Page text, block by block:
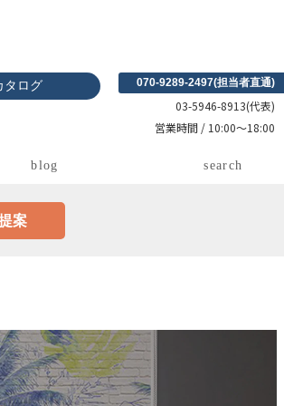
タログ 070-9289-2497(担当者直通)
03-5946-8913(代表)
営業時間 / 10:00〜18:00
blog search
案